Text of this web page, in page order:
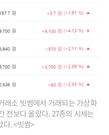
소 빗썸에서 거래되는 가상화
전보다 올랐다. 27종의 시세는
다. <빗썸>